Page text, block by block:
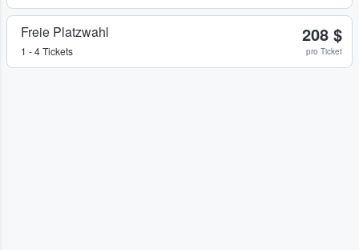
Freie Platzwahl
1 - 4 Tickets
208 $
pro Ticket